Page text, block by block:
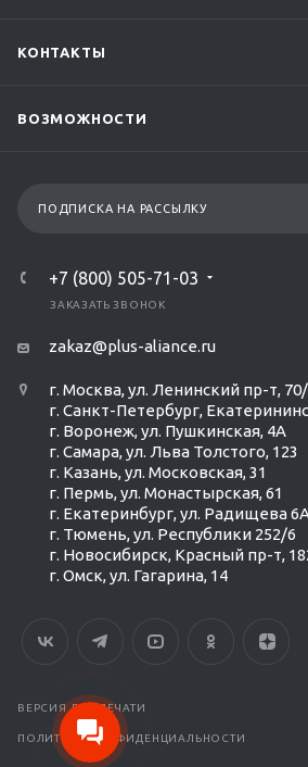
Ольга Кравченко
вас появятся вопросы.
КОНТАКТЫ
ВОЗМОЖНОСТИ
ПОДПИСКА НА РАССЫЛКУ
+7 (800) 505-71-03
ЗАКАЗАТЬ ЗВОНОК
zakaz@plus-aliance.ru
г. Москва, ул. Ленинский пр-т,
г. Санкт-Петербург,
г. Воронеж, ул. Пушкинская, 4А
г. Самара, ул. Льва Толстого, 123
г. Казань, ул. Московская, 31
г. Пермь, ул. Монастырская, 61
г. Екатеринбург, ул. Радищева
г. Тюмень, ул. Республики 252/6
г. Новосибирск, Красный пр-т,
г. Омск, ул. ​Гагарина, 14
ВЕРСИЯ ДЛЯ ПЕЧАТИ
ПОЛИТИКА КОНФИДЕНЦИАЛЬНОСТИ